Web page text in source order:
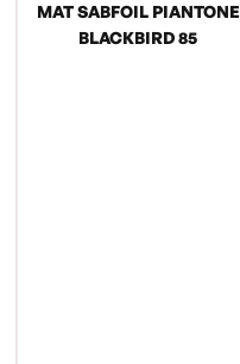
MAT SABFOIL PIANTONE
BLACKBIRD 85